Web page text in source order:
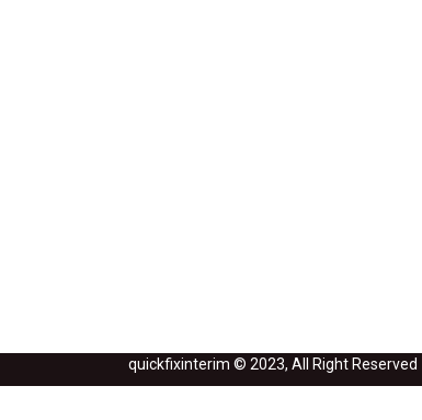
quickfixinterim © 2023, All Right Reserved